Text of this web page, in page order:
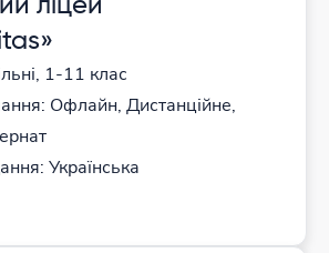
ліцей
1-11 клас
Офлайн, Дистанційне,
Українська